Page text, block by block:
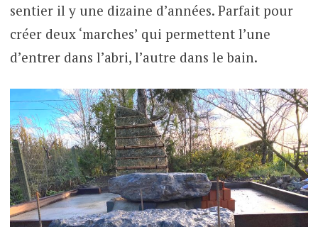
sentier il y une dizaine d’années. Parfait pour
créer deux ‘marches’ qui permettent l’une
d’entrer dans l’abri, l’autre dans le bain.